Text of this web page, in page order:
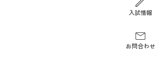
入試情報
お問合わせ